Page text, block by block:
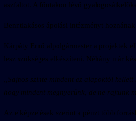
aszfaltot. A főutakon lévő
Benntlakásos ápolási intézményt
Kárpáty Ernő alpolgármester a projektek
lesz szükséges elkészíteni. Néhány már
„Sajnos szinte mindent az alapoktól
hogy mindent megnyerünk, de ne rajtunk
Az elképzelések szerint a pénzt több